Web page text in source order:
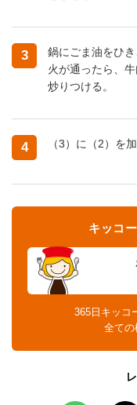
3
鍋にごま油をひ
火が通ったら、
炒りつける。
4 （3）に（2）を
キッコ
365日キッコ
全ての